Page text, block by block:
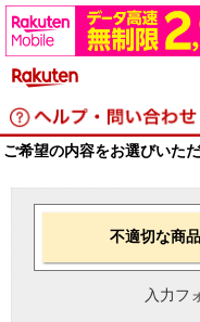
ご希望の内容をお選びいた
不適切な商
入力フ